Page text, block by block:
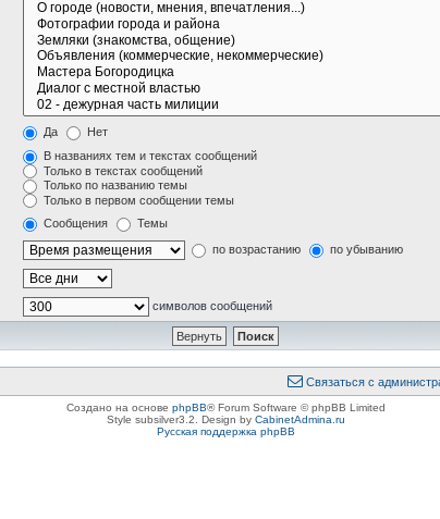
Да Нет
В названиях тем и текстах сообщений
Только в текстах сообщений
Только по названию темы
Только в первом сообщении темы
Сообщения Темы
по возрастанию по убыванию
символов сообщений
Связаться с
Создано на основе phpBB® Forum Software © phpBB Limited
Style subsilver3.2. Design by CabinetAdmina.ru
Русская поддержка phpBB